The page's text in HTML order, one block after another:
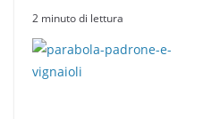
2 minuto di lettura